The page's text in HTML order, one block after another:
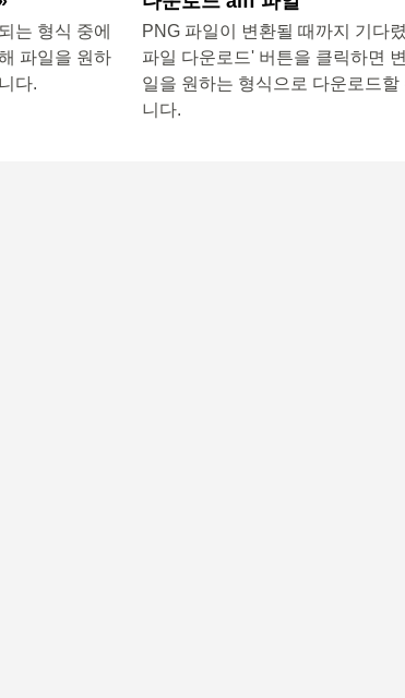
는 형식 중에
파일을 원하
다.
PNG 파일이 변환될 때까지 기다
파일 다운로드' 버튼을 클릭하면
일을 원하는 형식으로 다운로드할
니다.